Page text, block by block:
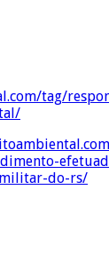
tag/
do-rs/